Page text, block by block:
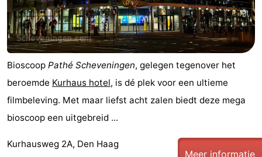
Bioscoop Pathé Scheveningen, gelegen tegenover het
beroemde Kurhaus hotel, is dé plek voor een ultieme
filmbeleving. Met maar liefst acht zalen biedt deze mega
bioscoop een uitgebreid ...
Kurhausweg 2A, Den Haag
Meer informatie